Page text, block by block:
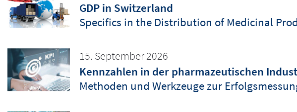
GDP in Switzerland
Specifics in the Distribution of Medicinal
15. September 2026
Kennzahlen in der pharmazeutischen
Methoden und Werkzeuge zur